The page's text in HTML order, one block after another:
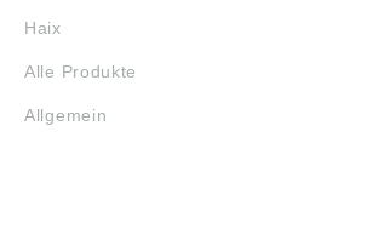
Haix
Alle Produkte
Allgemein